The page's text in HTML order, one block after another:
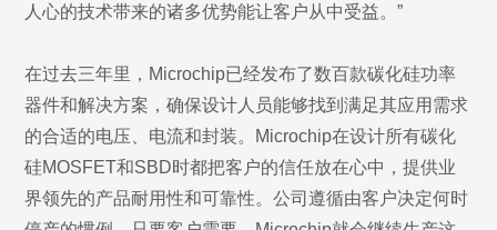
人心的技术带来的诸多优势能让客户从中受益。”
在过去三年里，Microchip已经发布了数百款碳化硅功率
器件和解决方案，确保设计人员能够找到满足其应用需求
的合适的电压、电流和封装。Microchip在设计所有碳化
硅MOSFET和SBD时都把客户的信任放在心中，提供业
界领先的产品耐用性和可靠性。公司遵循由客户决定何时